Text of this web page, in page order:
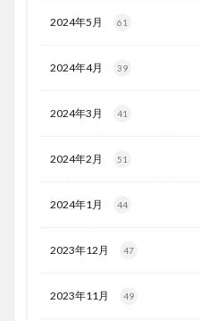
2024年5月 61
2024年4月 39
2024年3月 41
2024年2月 51
2024年1月 44
2023年12月 47
2023年11月 49